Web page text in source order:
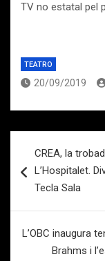
TV no estatal pel
TEATRO
20/09/2019
de
entradas
CREA, la
L’Hospitalet.
Tecla Sala
L’OBC inaugura
Brahms i